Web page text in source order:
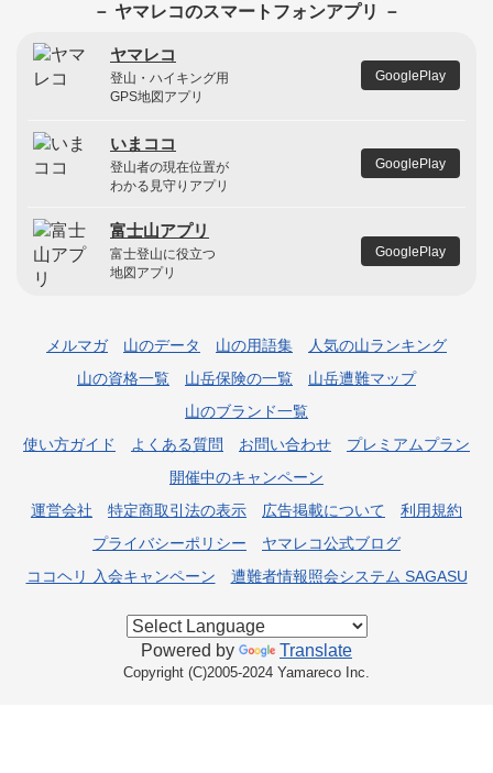
－ ヤマレコのスマートフォンアプリ －
ヤマレコ
登山・ハイキング用
GPS地図アプリ
GooglePlay
いまココ
登山者の現在位置が
わかる見守りアプリ
GooglePlay
富士山アプリ
富士登山に役立つ
地図アプリ
GooglePlay
メルマガ 山のデータ 山の用語集
人気の山ランキング
山の資格一覧
山岳保険の一覧
山岳遭難マップ
山のブランド一覧
使い方ガイド
よくある質問 お問い合わせ
プレミアムプラン
開催中のキャンペーン
運営会社
特定商取引法の表示 広告掲載について
利用規約
プライバシーポリシー
ヤマレコ公式ブログ
ココヘリ 入会キャンペーン
遭難者情報照会システム SAGASU
Powered by Translate
Copyright (C)2005-2024 Yamareco Inc.